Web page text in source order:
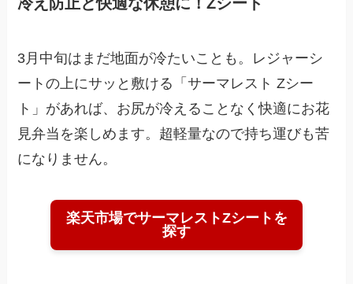
3月中旬はまだ地面が冷たいことも。レジャーシ
ートの上にサッと敷ける「サーマレスト Zシー
ト」があれば、お尻が冷えることなく快適にお花
見弁当を楽しめます。超軽量なので持ち運びも苦
になりません。
楽天市場でサーマレストZシートを
探す